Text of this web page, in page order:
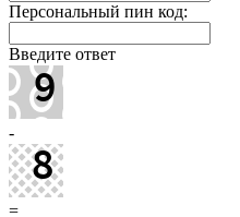
Персональный пин код:
Введите ответ
-
=